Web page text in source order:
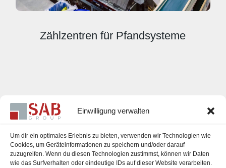
Einwilligung verwalten
Um dir ein optimales Erlebnis zu bieten, verwenden wir Technologien wie
Cookies, um Geräteinformationen zu speichern und/oder darauf
zuzugreifen. Wenn du diesen Technologien zustimmst, können wir Daten
wie das Surfverhalten oder eindeutige IDs auf dieser Website verarbeiten.
Zählzentren für Pfandsysteme
Karriere